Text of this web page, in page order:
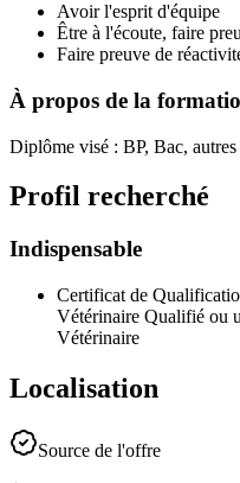
Avoir l'esprit d'équipe
Être à l'écoute, faire
Faire preuve de
À propos de la
Diplôme visé : BP, Bac,
Profil recherché
Indispensable
Certificat de
Vétérinaire Qualifié ou
Vétérinaire
Localisation
Source de l'offre